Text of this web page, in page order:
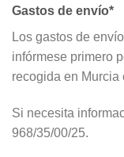
Gastos de envío*
Los gastos de
infórmese primero
recogida en Murcia
Si necesita
968/35/00/25.